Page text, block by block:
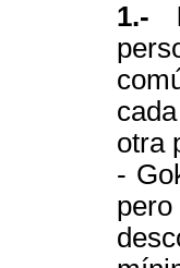
1.-
otra
-